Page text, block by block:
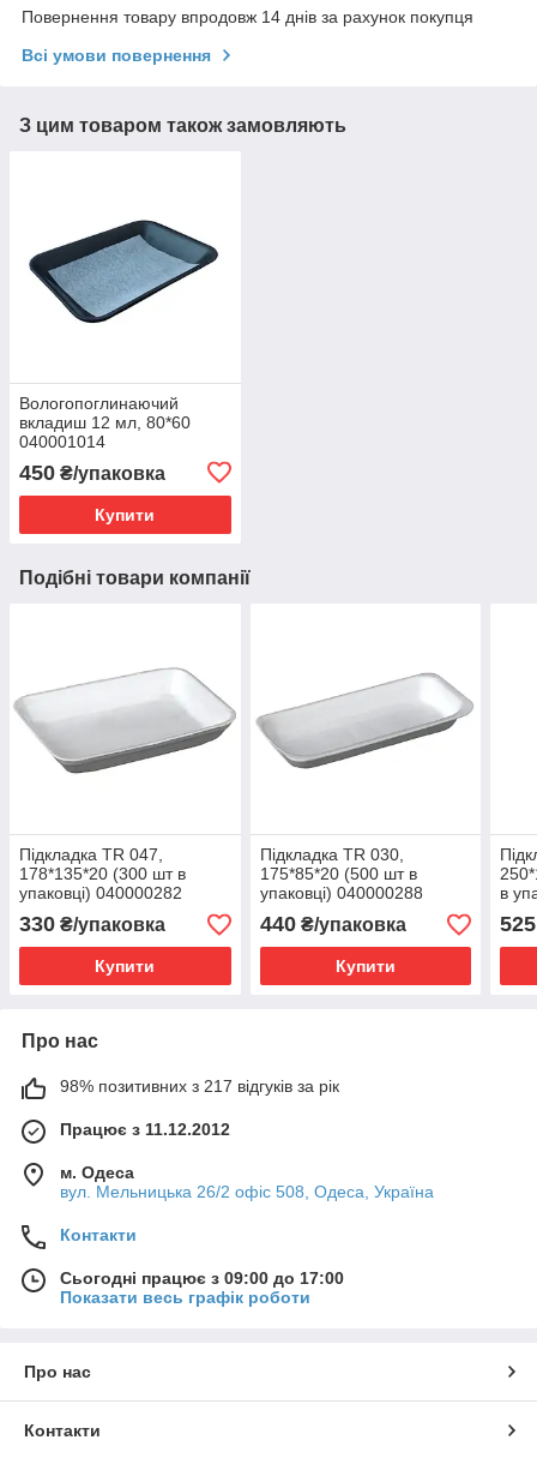
Повернення товару впродовж 14 днів за рахунок покупця
Всі умови повернення
З цим товаром також замовляють
Вологопоглинаючий
вкладиш 12 мл, 80*60
040001014
450 ₴/упаковка
Купити
Подібні товари компанії
Підкладка TR 047,
178*135*20 (300 шт в
упаковці) 040000282
330 ₴/упаковка
Купити
Підкладка TR 030,
175*85*20 (500 шт в
упаковці) 040000288
440₴/упаковка
Купити
в
525
Про нас
98% позитивних з 217 відгуків за рік
Працює з 11.12.2012
м. Одеса
вул. Мельницька 26/2 офіс 508, Одеса, Україна
Контакти
Сьогодні працює з 09:00 до 17:00
Показати весь графік роботи
Про нас
Контакти